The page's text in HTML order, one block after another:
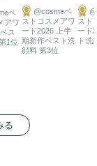
ベ
アワ
ス
1位
@cosmeベ
ストコスメアワ
ード2026 上半
期新作ベスト洗
顔料 第3位
スト
ード
ト洗
る